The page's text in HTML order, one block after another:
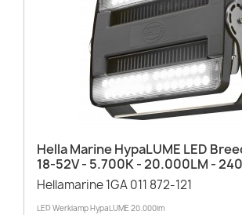
Hella Marine HypaLUME LED
18-52V - 5.700K - 20.000LM -
Hellamarine 1GA 011 872-121
LED Werklamp HypaLUME 20.000lm